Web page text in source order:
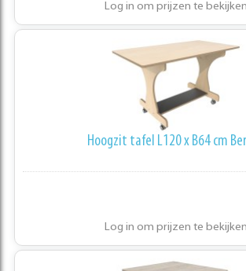
Log in om prijzen te bekijken
Hoogzit tafel L120 x B64 cm
Log in om prijzen te bekijken